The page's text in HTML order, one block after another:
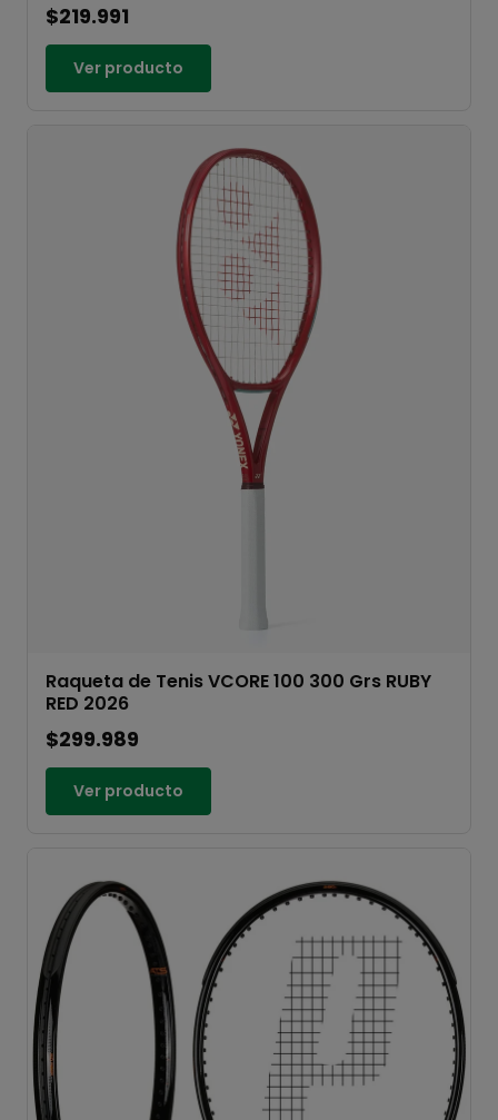
$219.991
Ver producto
Raqueta de Tenis VCORE 100 300 Grs RUBY
RED 2026
$299.989
Ver producto